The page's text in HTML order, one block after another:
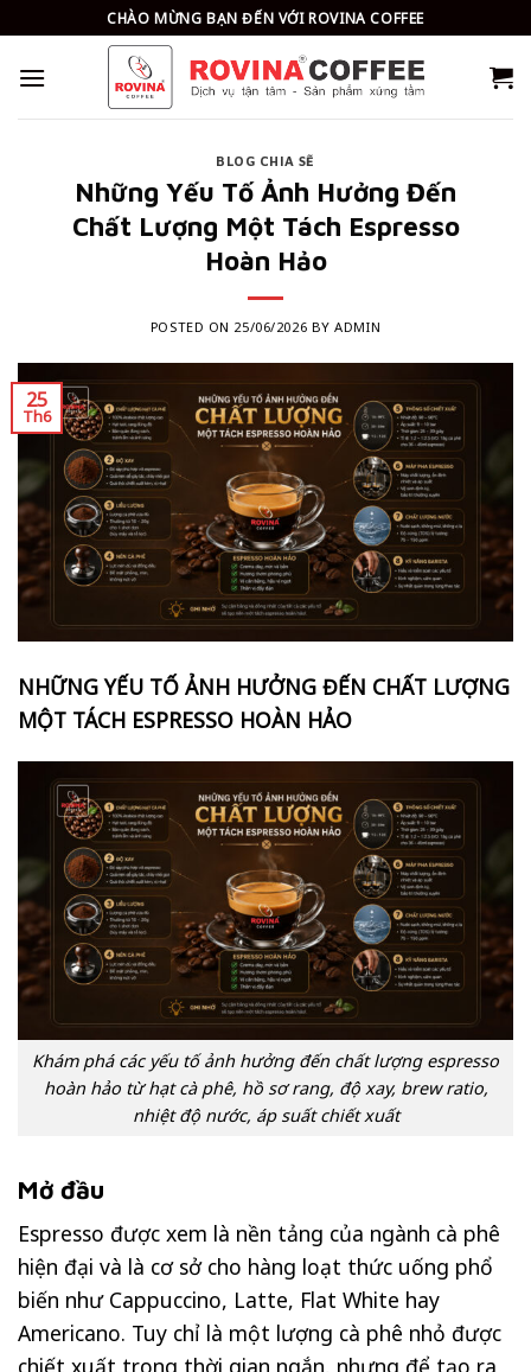
to
content
CHÀO MỪNG BẠN ĐẾN VỚI ROVINA COFFEE
BLOG CHIA SẼ
Những Yếu Tố Ảnh Hưởng Đến
Chất Lượng Một Tách Espresso
Hoàn Hảo
POSTED ON 25/06/2026 BYADMIN
25
Th6
NHỮNG YẾU TỐ ẢNH HƯỞNG ĐẾN CHẤT LƯỢNG
MỘT TÁCH ESPRESSO HOÀN HẢO
Khám phá các yếu tố ảnh hưởng đến chất lượng espresso
hoàn hảo từ hạt cà phê, hồ sơ rang, độ xay, brew ratio,
nhiệt độ nước, áp suất chiết xuất
Mở đầu
Espresso được xem là nền tảng của ngành cà phê
hiện đại và là cơ sở cho hàng loạt thức uống phổ
biến như Cappuccino, Latte, Flat White hay
Americano. Tuy chỉ là một lượng cà phê nhỏ được